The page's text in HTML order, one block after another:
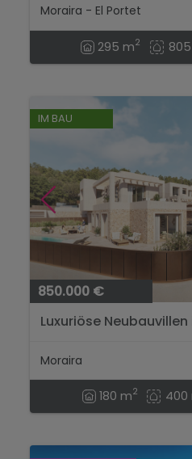
Moraira - El Portet
295 m2
IM BAU
850.000 €
Luxuriöse
Moraira
180 m2 400